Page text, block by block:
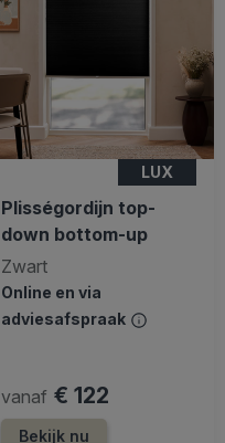
LUX
Plisségordijn top-
down bottom-up
Zwart
Online en via
adviesafspraak
vanaf € 122
Bekijk nu